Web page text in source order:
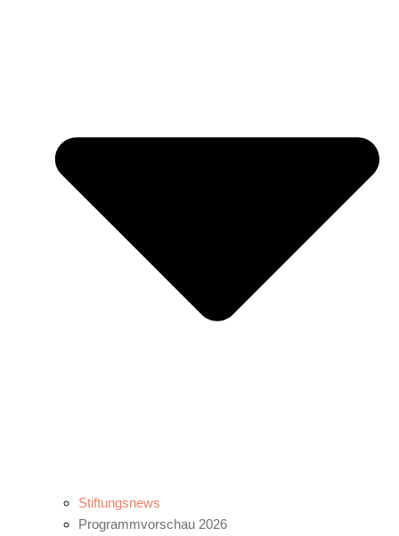
Stiftungsnews
Programmvorschau 2026